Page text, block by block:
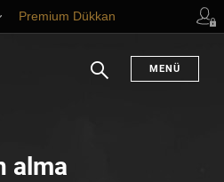
Premium Dükkan
MENÜ
alma